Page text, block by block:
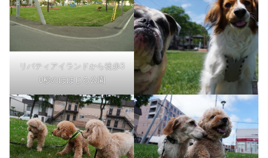
リバティアイランドから徒歩3
0秒のほほじろ公園